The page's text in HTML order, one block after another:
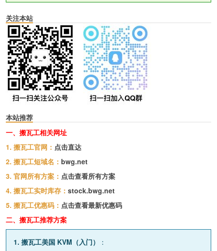
关注本站
本站推荐
一、搬瓦工相关网址
1. 搬瓦工官网： 点击直达
2. 搬瓦工短域名： bwg.net
3. 官网所有方案： 点击查看所有方案
4. 搬瓦工实时库存： stock.bwg.net
5. 搬瓦工优惠码： 点击查看最新优惠码
二、搬瓦工推荐方案
1. 搬瓦工美国 KVM（入门） ：